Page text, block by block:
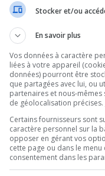
semaines,
de la
les indicateurs de
médecins de famille
d’objectifs de
du patient, étaient
loi ne passaient pas
ouest du Québec
Stocker et/ou
En savoir plus
Vos données à caractère
liées à votre appareil
données) pourront être
que partagées avec lui, ou
partenaires et nous-
de géolocalisation précises.
Certains fournisseurs sont
caractère personnel sur la
opposer en gérant vos
cette page ou dans le
consentement dans les